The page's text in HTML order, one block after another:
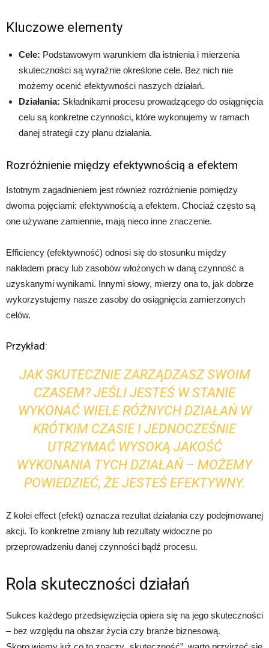
Kluczowe elementy
Cele: Podstawowym warunkiem dla istnienia i mierzenia
skuteczności są wyraźnie określone cele. Bez nich nie
możemy ocenić efektywności naszych działań.
Działania: Składnikami procesu prowadzącego do osiągnięcia
celu są konkretne czynności, które wykonujemy w ramach
danej strategii czy planu działania.
Rozróżnienie między efektywnością a efektem
Istotnym zagadnieniem jest również rozróżnienie pomiędzy
dwoma pojęciami: efektywnością a efektem. Chociaż często są
one używane zamiennie, mają nieco inne znaczenie.
Efficiency (efektywność) odnosi się do stosunku między
nakładem pracy lub zasobów włożonych w daną czynność a
uzyskanymi wynikami. Innymi słowy, mierzy ona to, jak dobrze
wykorzystujemy nasze zasoby do osiągnięcia zamierzonych
celów.
Przykład:
JAK SKUTECZNIE ZARZĄDZASZ SWOIM
CZASEM? JEŚLI JESTEŚ W STANIE
WYKONAĆ WIELE RÓŻNYCH DZIAŁAŃ W
KRÓTKIM CZASIE I JEDNOCZEŚNIE
UTRZYMAĆ WYSOKĄ JAKOŚĆ
WYKONANIA TYCH DZIAŁAŃ – MOŻEMY
POWIEDZIEĆ, ŻE JESTEŚ EFEKTYWNY.
Z kolei effect (efekt) oznacza rezultat działania czy podejmowanej
akcji. To konkretne zmiany lub rezultaty widoczne po
przeprowadzeniu danej czynności bądź procesu.
Rola skuteczności działań
Sukces każdego przedsięwzięcia opiera się na jego skuteczności
– bez względu na obszar życia czy branże biznesową.